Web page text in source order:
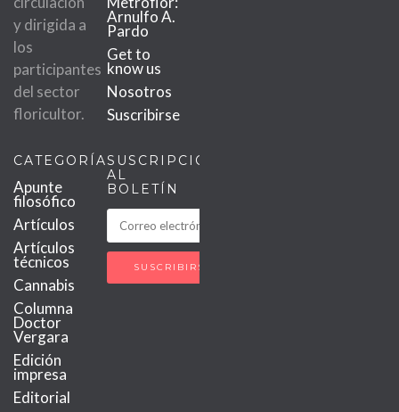
y dirigida a
los
participantes
del sector
floricultor.
Arnulfo A.
Pardo
Get to
know us
Nosotros
Suscribirse
CATEGORÍAS
Apunte
filosófico
Artículos
Artículos
técnicos
Cannabis
Columna
Doctor
Vergara
Edición
impresa
Editorial
SUSCRIPCIÓN
AL
BOLETÍN